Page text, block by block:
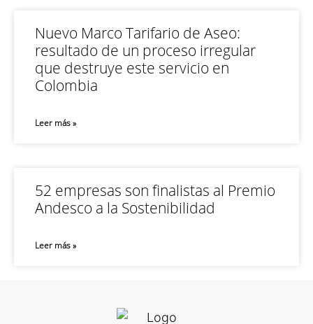
Nuevo Marco Tarifario de Aseo:
resultado de un proceso irregular
que destruye este servicio en
Colombia
Leer más »
52 empresas son finalistas al Premio
Andesco a la Sostenibilidad
Leer más »